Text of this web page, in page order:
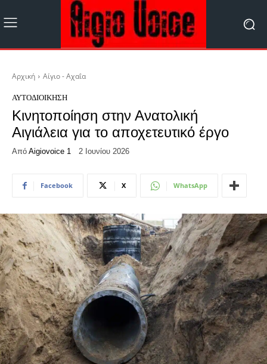
Αρχική Αίγιο - Αχαΐα
ΑΥΤΟΔΙΟΊΚΗΣΗ
Κινητοποίηση στην Ανατολική
Αιγιάλεια για το αποχετευτικό έργο
Από Aigiovoice 1 2 Ιουνίου 2026
Facebook X WhatsApp